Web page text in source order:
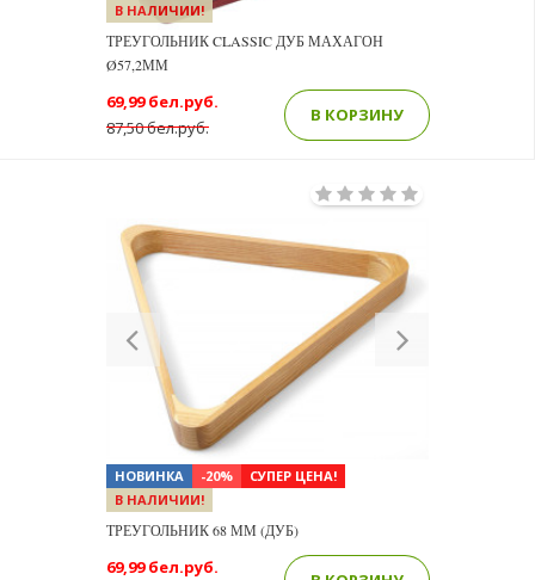
В НАЛИЧИИ!
ТРЕУГОЛЬНИК CLASSIC ДУБ МАХАГОН
Ø57,2ММ
87,50 бел.руб.
69,99 бел.руб.
В КОРЗИНУ
Previous
НОВИНКА -20%
СУПЕР ЦЕНА!
В НАЛИЧИИ!
ТРЕУГОЛЬНИК 68 ММ (ДУБ)
69,99 бел.руб.